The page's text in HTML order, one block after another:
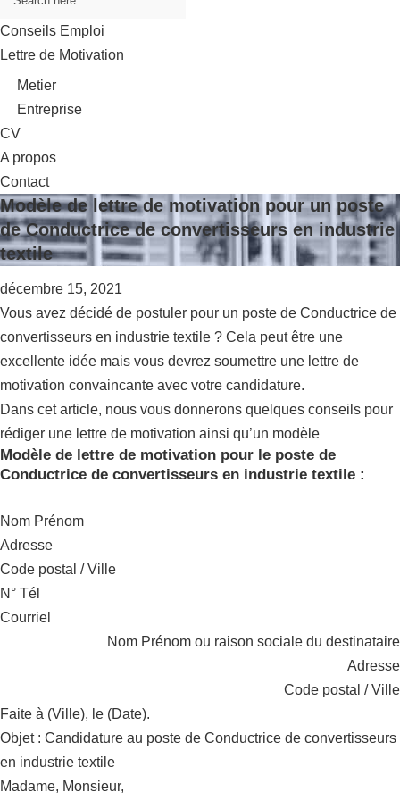
Conseils Emploi
Lettre de Motivation
Metier
Entreprise
CV
A propos
Contact
Modèle de lettre de motivation pour un poste
de Conductrice de convertisseurs en industrie
textile
décembre 15, 2021
Vous avez décidé de postuler pour un poste de Conductrice de
convertisseurs en industrie textile ? Cela peut être une
excellente idée mais vous devrez soumettre une lettre de
motivation convaincante avec votre candidature.
Dans cet article, nous vous donnerons quelques conseils pour
rédiger une lettre de motivation ainsi qu’un modèle
Modèle de lettre de motivation pour le poste de
Conductrice de convertisseurs en industrie textile :
Nom Prénom
Adresse
Code postal / Ville
N° Tél
Courriel
Nom Prénom ou raison sociale du destinataire
Adresse
Code postal / Ville
Faite à (Ville), le (Date).
Objet : Candidature au poste de Conductrice de convertisseurs
en industrie textile
Madame, Monsieur,